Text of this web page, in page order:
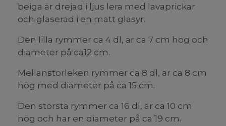
beiga är drejad i ljus lera med lavaprickar
och glaserad i en matt glasyr.
Den lilla rymmer ca 4 dl, är ca 7 cm hög och
diameter på ca12 cm.
Mellanstorleken rymmer ca 8 dl, är ca 8 cm
hög med diameter på ca 15 cm.
Den största rymmer ca 16 dl, är ca 10 cm
hög och har en diameter på ca 19 cm.